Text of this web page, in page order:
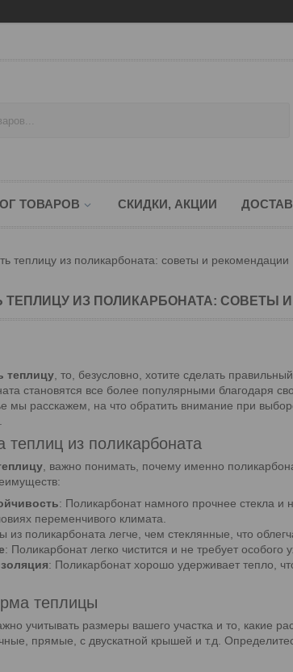
ТОВАРОВ СКИДКИ, АКЦИИ
теплицу из поликарбоната: советы и рекомендации
ТЕПЛИЦУ ИЗ ПОЛИКАРБОНАТА: СОВЕТЫ
теплицу , то, безусловно, хотите сделать
становятся все более популярными благодаря
мы расскажем, на что обратить внимание при
из поликарбоната
, важно понимать, почему именно
: Поликарбонат намного прочнее стекла и
переменчивого климата.
из поликарбоната легче, чем стеклянные, что
: Поликарбонат легко чистится и не требует особого
: Поликарбонат хорошо удерживает тепло,
теплицы
учитывать размеры вашего участка и то, какие
прямые, с двускатной крышей и т.д.